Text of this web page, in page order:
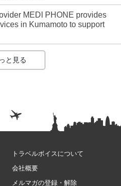
MEDI PHONE provides
in Kumamoto to support
と見る
トラベルボイスについて
会社概要
メルマガの登録・解除